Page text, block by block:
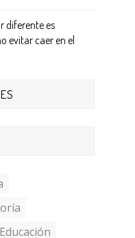
diferente es
evitar caer en el
Educación